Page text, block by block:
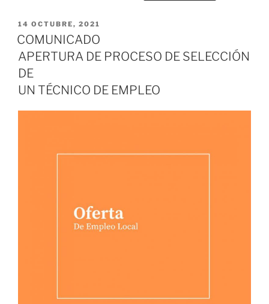
PUBLICADO
EL
14 OCTUBRE, 2021
COMUNICADO
APERTURA DE PROCESO DE SELECCIÓN
DE
UN TÉCNICO DE EMPLEO